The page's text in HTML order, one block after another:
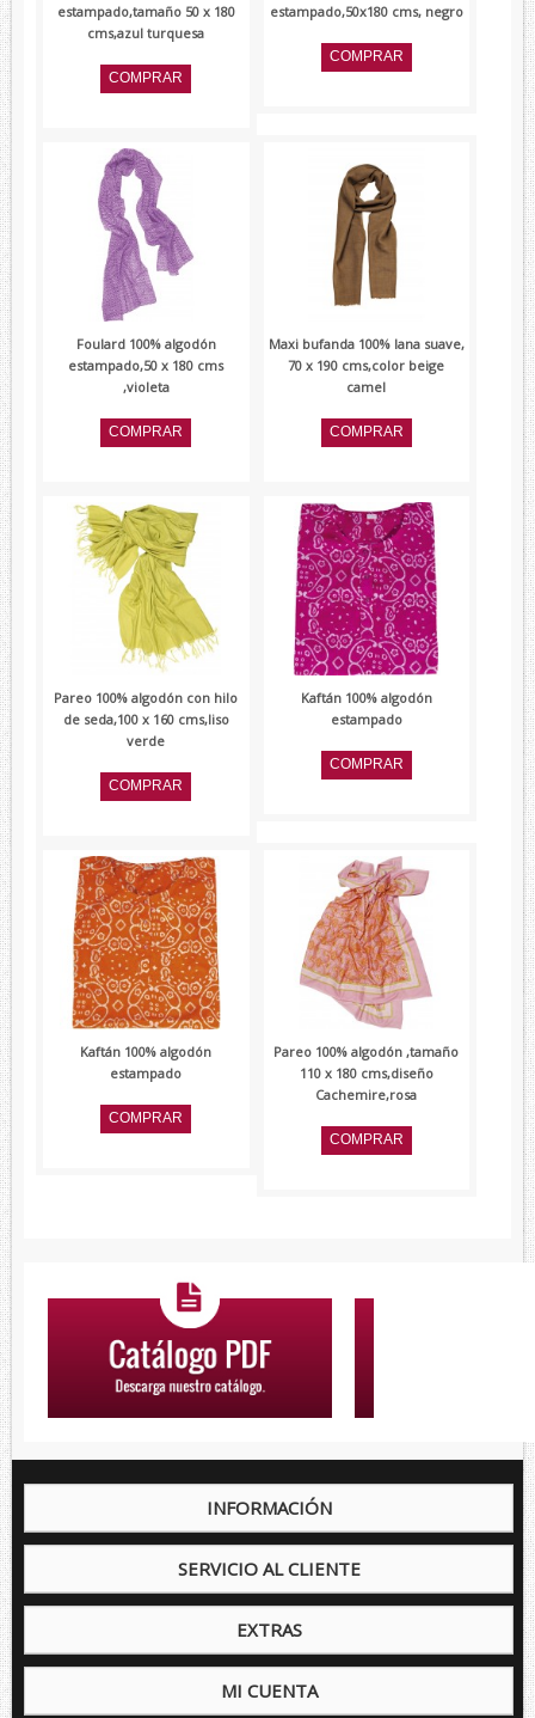
estampado,tamaño 50 x 180
cms,azul turquesa
estampado,50x180 cms, negro
Foulard 100% algodón
estampado,50 x 180 cms
,violeta
Maxi bufanda 100% lana suave,
70 x 190 cms,color beige
camel
Pareo 100% algodón con hilo
de seda,100 x 160 cms,liso
verde
Kaftán 100% algodón
estampado
Kaftán 100% algodón
estampado
Pareo 100% algodón ,tamaño
110 x 180 cms,diseño
Cachemire,rosa
INFORMACIÓN
SERVICIO AL CLIENTE
EXTRAS
MI CUENTA